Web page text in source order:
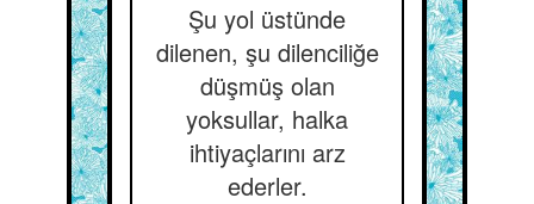
Şu yol üstünde
dilenen, şu dilenciliğe
düşmüş olan
yoksullar, halka
ihtiyaçlarını arz
ederler.